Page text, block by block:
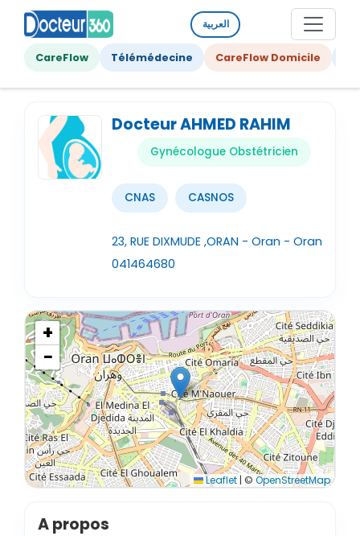
العربية
CareFlow Télémédecine CareFlow Domicile
Docteur AHMED RAHIM
Gynécologue Obstétricien
CNAS CASNOS
23, RUE DIXMUDE ,ORAN - Oran - Oran
041464680
+
−
Leaflet | © OpenStreetMap
A propos